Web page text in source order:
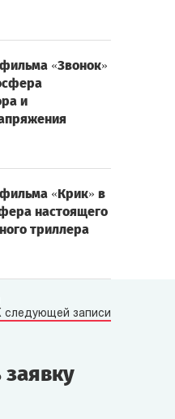
«Звонок»
и
«Крик» в
настоящего
триллера
следующей записи
заявку